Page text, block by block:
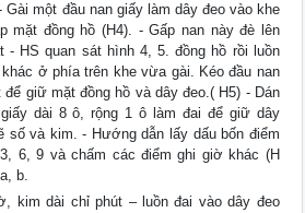
Gài một đầu nan giấy làm dây đeo vào khe
mặt đồng hồ (H4). - Gấp nan này đè lên
- HS quan sát hình 4, 5. đồng hồ rồi luồn
ở phía trên khe vừa gài. Kéo đầu nan
giữ mặt đồng hồ và dây đeo.( H5) - Dán
dài 8 ô, rộng 1 ô làm đai để giữ dây
số và kim. - Hướng dẫn lấy dấu bốn điểm
6, 9 và chấm các điểm ghi giờ khác (H
b.
kim dài chỉ phút – luồn đai vào dây đeo